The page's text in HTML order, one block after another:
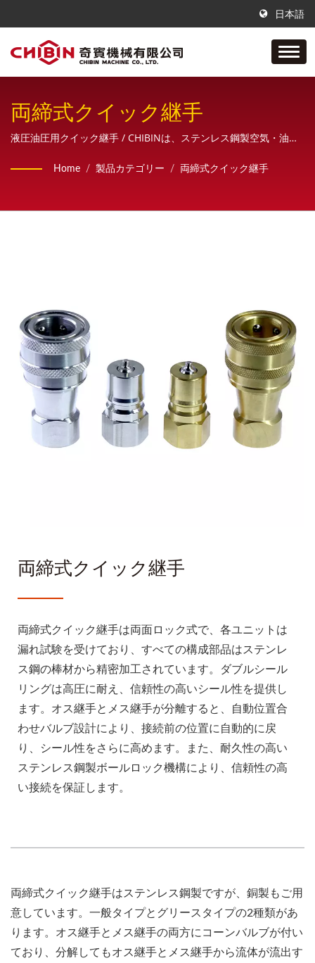
日本語
両締式クイック継手
液圧油圧用クイック継手 / CHIBINは、ステンレス鋼製空気・油圧
設計・製図から最終製品の完成に至るまでを一貫して行う「現地
Home / 製品カテゴリー / 両締式クイック継手
両締式クイック継手
両締式クイック継手は両面ロック式で、各ユニットは
漏れ試験を受けており、すべての構成部品はステンレ
ス鋼の棒材から精密加工されています。ダブルシール
リングは高圧に耐え、信頼性の高いシール性を提供し
ます。オス継手とメス継手が分離すると、自動位置合
わせバルブ設計により、接続前の位置に自動的に戻
り、シール性をさらに高めます。また、耐久性の高い
ステンレス鋼製ボールロック機構により、信頼性の高
い接続を保証します。
両締式クイック継手はステンレス鋼製ですが、銅製もご用
意しています。一般タイプとグリースタイプの2種類があ
ります。オス継手とメス継手の両方にコーンバルブが付い
ており、分解してもオス継手とメス継手から流体が流出す